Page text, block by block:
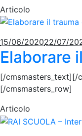
Articolo
15/06/202022/07/
Elaborare
[/cmsmasters_text][/
[/cmsmasters_row]
Articolo